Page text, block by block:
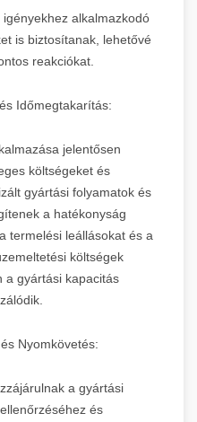
alkalmazkodó
is biztosítanak, lehetővé
reakciókat.
Időmegtakarítás:
jelentősen
költségeket és
gyártási folyamatok és
a hatékonyság
termelési leállásokat és a
költségek
a gyártási kapacitás
Nyomkövetés:
a gyártási
és